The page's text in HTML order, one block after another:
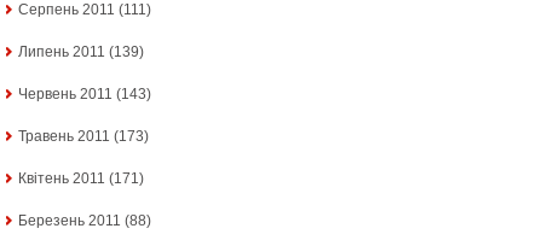
Серпень 2011 (111)
Липень 2011 (139)
Червень 2011 (143)
Травень 2011 (173)
Квітень 2011 (171)
Березень 2011 (88)